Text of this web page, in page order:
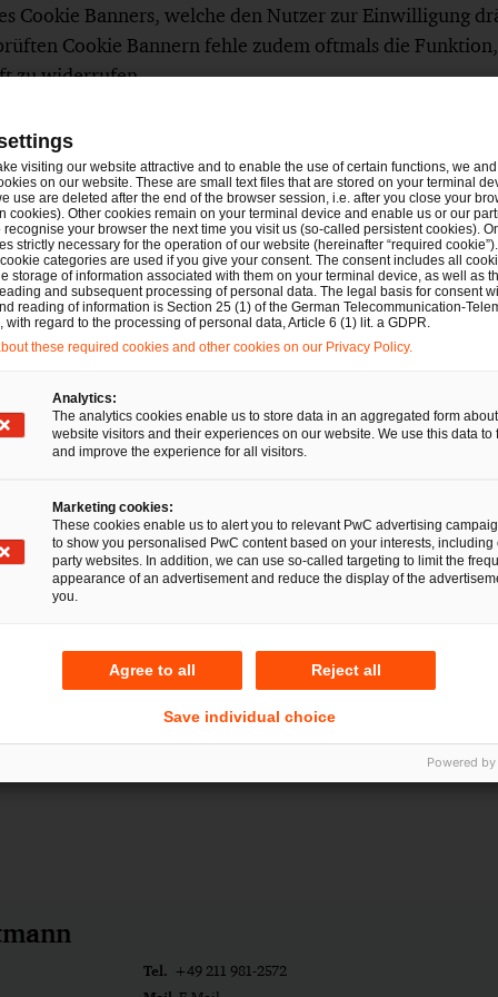
Cookie Banners, welche den Nutzer zur Einwilligung
Cookie Bannern fehle zudem oftmals die
zu widerrufen.
auch inhaltliche Defizite vieler Cookie Banner.
mit berechtigten Interessen nach Art 6 Abs. 1 Satz 1
der Aufsichtsbehörden keine überwiegenden
und daher eine Einwilligung erforderlich sei.
Cookies eingestuft, obwohl sie gar nicht für die
seien
die schon zuvor vertretene strenge Auffassung der
Webseitenbetreiber bedeutet dies, dass sie – sofern
und – falls erforderlich – anpassen sollten. Nach
Webseitenkontrollen durch die Aufsichtsbehörden und
Betroffenen zu rechnen sein – nicht zuletzt deswegen,
für jedermann im Internet ersichtlich ist.
Tel. +49 211 981-2572
visiting our website attractive and to enable the use of certain functions, we
on our website. These are small text files that are stored on your terminal
use are deleted after the end of the browser session, i.e. after you close your
cookies). Other cookies remain on your terminal device and enable us or our
recognise your browser the next time you visit us (so-called persistent cookies).
strictly necessary for the operation of our website (hereinafter “required
categories are used if you give your consent. The consent includes all
storage of information associated with them on your terminal device, as well as
and subsequent processing of personal data. The legal basis for consent
reading of information is Section 25 (1) of the German Telecommunication-
with regard to the processing of personal data, Article 6 (1) lit. a GDPR.
these required cookies and other cookies on our Privacy Policy.
Analytics:
The analytics cookies enable us to store data in an aggregated form
website visitors and their experiences on our website. We use this data to
and improve the experience for all visitors.
Marketing cookies:
These cookies enable us to alert you to relevant PwC advertising
to show you personalised PwC content based on your interests, including
party websites. In addition, we can use so-called targeting to limit the
appearance of an advertisement and reduce the display of the
you.
Agree to all Reject all
Save individual choice
Powered by